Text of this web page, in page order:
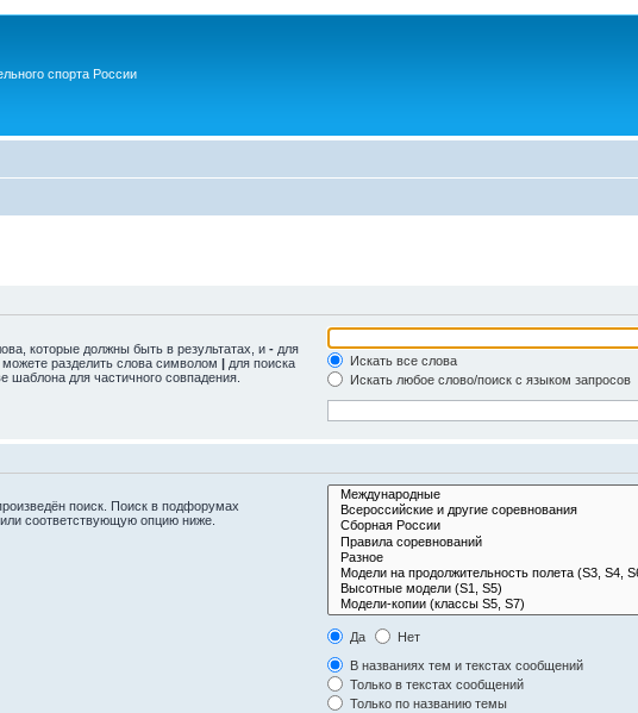
спорта России
которые должны быть в результатах, и - для
разделить слова символом | для поиска
шаблона для частичного совпадения.
Искать все слова
Искать любое слово/поиск с языком запросов
поиск. Поиск в подфорумах
соответствующую опцию ниже.
Да
Нет
В названиях тем и текстах сообщений
Только в текстах сообщений
Только по названию темы